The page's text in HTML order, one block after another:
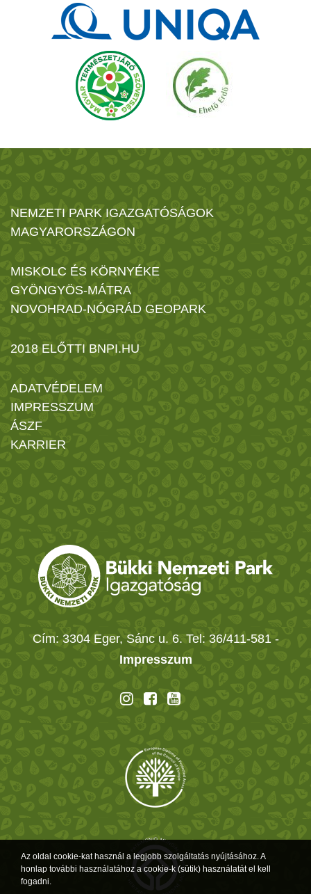
NEMZETI PARK IGAZGATÓSÁGOK
MAGYARORSZÁGON
MISKOLC ÉS KÖRNYÉKE
GYÖNGYÖS-MÁTRA
NOVOHRAD-NÓGRÁD GEOPARK
2018 ELŐTTI BNPI.HU
ADATVÉDELEM
IMPRESSZUM
ÁSZF
KARRIER
Cím: 3304 Eger, Sánc u. 6. Tel: 36/411-581 -
Impresszum
Az oldal cookie-kat használ a legjobb szolgáltatás nyújtásához. A
honlap további használatához a cookie-k (sütik) használatát el kell
fogadni.